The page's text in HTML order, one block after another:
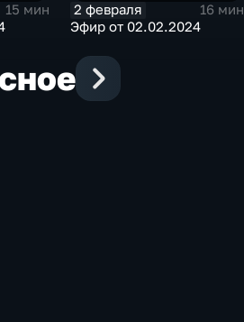
15 мин
2 февраля
16 мин
Эфир от 02.02.2024